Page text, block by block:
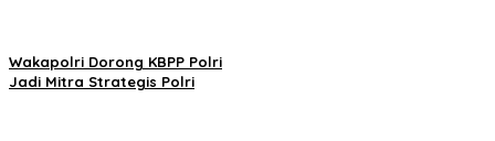
Wakapolri Dorong KBPP Polri
Jadi Mitra Strategis Polri